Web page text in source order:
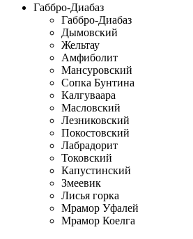
Габбро-Диабаз
Габбро-Диабаз
Дымовский
Жельтау
Амфиболит
Мансуровский
Сопка Бунтина
Калгуваара
Масловский
Лезниковский
Покостовский
Лабрадорит
Токовский
Капустинский
Змеевик
Лисья горка
Мрамор Уфалей
Мрамор Коелга